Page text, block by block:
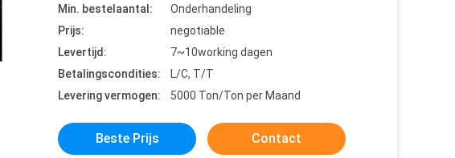
Min. bestelaantal:
Onderhandeling
Prijs:
negotiable
Levertijd:
7~10working dagen
Betalingscondities:
L/C, T/T
Levering vermogen:
5000 Ton/Ton per Maand
Beste Prijs Contact